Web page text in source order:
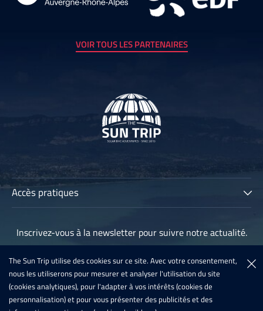
VOIR TOUS LES PARTENAIRES
Accès pratiques
Les participants
Archives
Sun Trip France 2020
Inscription 2021
Inscrivez-vous à la newsletter pour suivre notre actualité.
Inscription à la newsletter
The Sun Trip utilise des cookies sur ce site. Avec votre consentement,
nous les utiliserons pour mesurer et analyser l'utilisation du site
(cookies analytiques), pour l'adapter à vos intérêts (cookies de
personnalisation) et pour vous présenter des publicités et des